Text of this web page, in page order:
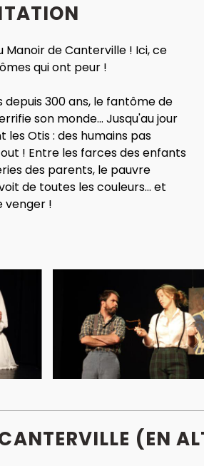
Manoir de Canterville ! Ici, ce
qui ont peur !
depuis 300 ans, le fantôme de
son monde... Jusqu'au jour
les Otis : des humains pas
! Entre les farces des enfants
des parents, le pauvre
de toutes les couleurs... et
venger !
(EN